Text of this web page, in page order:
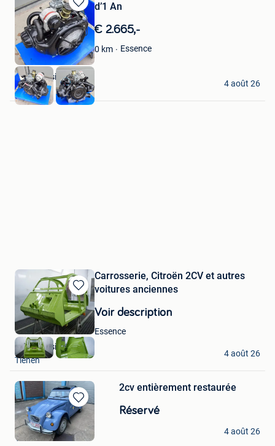
Sauvegarder
dans
Mes
Favoris
d’1 An
€ 2.665,-
0 km Essence
CQS Classics
Tienen
4 août 26
Sauvegarder
dans
Mes
Favoris
Carrosserie, Citroën 2CV et autres
voitures anciennes
Voir description
Essence
CQS Classics
Tienen
4 août 26
Sauvegarder
dans
Mes
Favoris
2cv entièrement restaurée
Réservé
Xavier Schene
Verviers
4 août 26